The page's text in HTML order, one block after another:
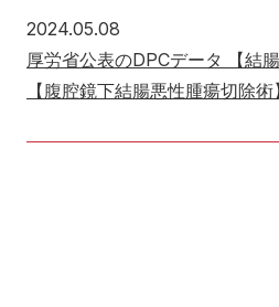
2024.05.08
厚労省公表のDPCデータ 【結
【腹腔鏡下結腸悪性腫瘍切除